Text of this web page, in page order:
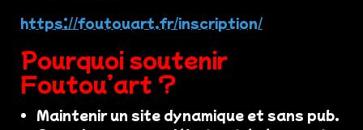
https://foutouart.fr/inscription/
Pourquoi soutenir
Foutou’art ?
Maintenir un site dynamique et sans pub.